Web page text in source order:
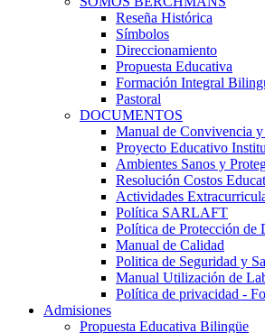
Reseña Histórica
Símbolos
Direccionamiento
Propuesta Educativa
Formación Integral
Pastoral
DOCUMENTOS
Manual de Convivencia
Proyecto Educativo
Ambientes Sanos y
Resolución Costos
Actividades
Política SARLAFT
Política de Protección de
Manual de Calidad
Politica de Seguridad y
Manual Utilización de
Política de privacidad -
Admisiones
Propuesta Educativa Bilingüe